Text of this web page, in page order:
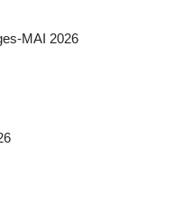
MAI 2026